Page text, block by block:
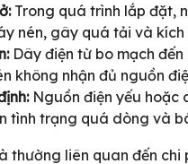
Trong quá trình lắp đặt,
nén, gây quá tải và
Dây điện từ bo mạch
không nhận đủ nguồn
Nguồn điện yếu hoặc
tình trạng quá dòng và
thường liên quan đến chi